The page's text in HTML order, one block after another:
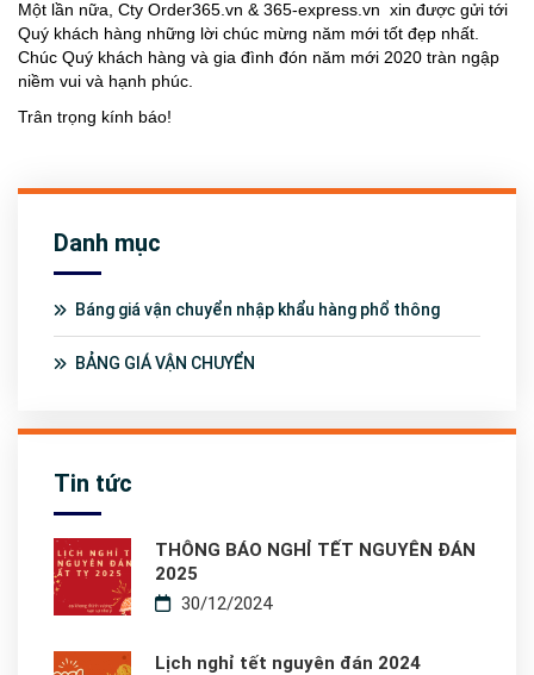
Một lần nữa, Cty Order365.vn & 365-express.vn xin được gửi tới
Quý khách hàng những lời chúc mừng năm mới tốt đẹp nhất.
Chúc Quý khách hàng và gia đình đón năm mới 2020 tràn ngập
niềm vui và hạnh phúc.
Trân trọng kính báo!
Danh mục
Báng giá vận chuyển nhập khẩu hàng phổ thông
BẢNG GIÁ VẬN CHUYỂN
Tin tức
THÔNG BÁO NGHỈ TẾT NGUYÊN ĐÁN
2025
30/12/2024
Lịch nghỉ tết nguyên đán 2024